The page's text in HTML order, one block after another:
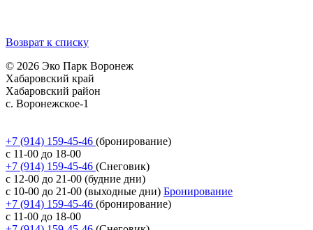
Возврат к списку
© 2026 Эко Парк Воронеж
Хабаровский край
Хабаровский район
с. Воронежское-1
+7 (914) 159-45-46 (бронирование)
с 11-00 до 18-00
+7 (914) 159-45-46 (Снеговик)
с 12-00 до 21-00 (будние дни)
с 10-00 до 21-00 (выходные дни) Бронирование
+7 (914) 159-45-46 (бронирование)
с 11-00 до 18-00